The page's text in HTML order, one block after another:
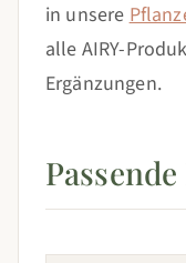
in unsere
alle AIRY-
Ergänzungen.